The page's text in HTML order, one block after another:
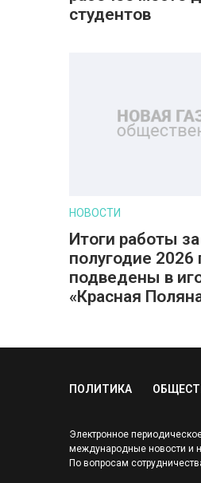
студентов
НОВОСТИ
Итоги работы
полугодие 2026
подведены в
«Красная
ПОЛИТИКА
Электронное
международные новости и
По вопросам